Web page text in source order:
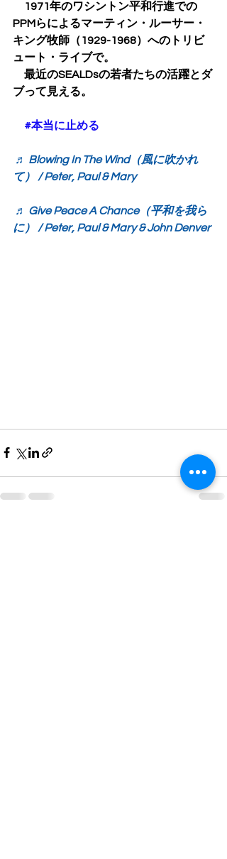
1971年のワシントン平和行進での
PPMらによるマーティン・ルーサー・
キング牧師（1929-1968）へのトリビ
ュート・ライブで。
最近のSEALDsの若者たちの活躍とダ
ブって見える。
#本当に止める
♬ Blowing In The Wind（風に吹かれ
て） / Peter, Paul & Mary
♬ Give Peace A Chance（平和を我ら
に） / Peter, Paul & Mary & John Denver